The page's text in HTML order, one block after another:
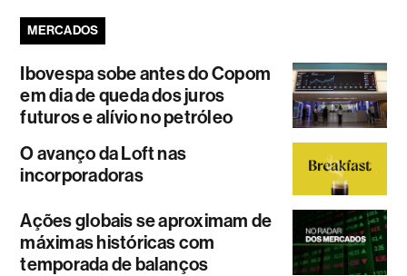
MERCADOS
Ibovespa sobe antes do Copom
em dia de queda dos juros
futuros e alívio no petróleo
O avanço da Loft nas
incorporadoras
Ações globais se aproximam de
máximas históricas com
temporada de balanços